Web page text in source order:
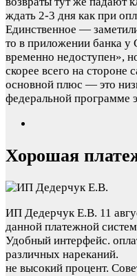
ждать 2-3 дня как при
Единственное —
то в приложении банка у
временно недоступен»,
скорее всего на стороне
основной плюс — это
федеральной программе
Хорошая
ИП Дедерчук Е.В. 11
данной платежной
Удобный интерфейс.
различных нареканий.
не высокий процент.